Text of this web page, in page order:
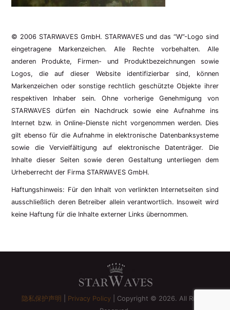
© 2006 STARWAVES GmbH. STARWAVES und das “W”-Logo sind
eingetragene Markenzeichen. Alle Rechte vorbehalten. Alle
anderen Produkte, Firmen- und Produktbezeichnungen sowie
Logos, die auf dieser Website identifizierbar sind, können
Markenzeichen oder sonstige rechtlich geschützte Objekte ihrer
respektiven Inhaber sein. Ohne vorherige Genehmigung von
STARWAVES dürfen ein Nachdruck sowie eine Aufnahme ins
Internet bzw. in Online-Dienste nicht vorgenommen werden. Dies
gilt ebenso für die Aufnahme in elektronische Datenbanksysteme
sowie die Vervielfältigung auf elektronische Datenträger. Die
Inhalte dieser Seiten sowie deren Gestaltung unterliegen dem
Urheberrecht der Firma STARWAVES GmbH.
Haftungshinweis: Für den Inhalt von verlinkten Internetseiten sind
ausschließlich deren Betreiber allein verantwortlich. Insoweit wird
keine Haftung für die Inhalte externer Links übernommen.
隐私保护声明 Privacy Policy| Copyright © 2026. All Rights